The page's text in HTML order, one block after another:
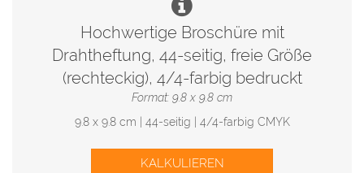
Hochwertige Broschüre mit
Drahtheftung, 44-seitig, freie Größe
(rechteckig), 4/4-farbig bedruckt
Format: 9.8 x 9.8 cm
9.8 x 9.8 cm | 44-seitig | 4/4-farbig CMYK
KALKULIEREN